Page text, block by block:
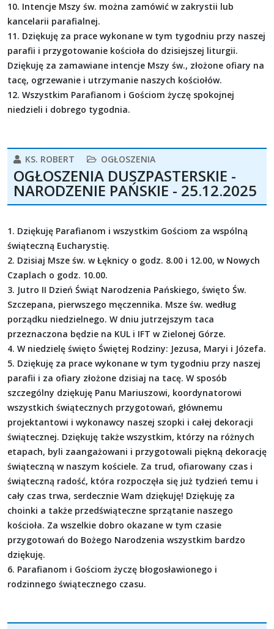
10. Intencje Mszy św. można zamówić w zakrystii lub
kancelarii parafialnej.
11. Dziękuję za prace wykonane w tym tygodniu przy naszej
parafii i przygotowanie kościoła do dzisiejszej liturgii.
Dziękuję za zamawiane intencje Mszy św., złożone ofiary na
tacę, ogrzewanie i utrzymanie naszych kościołów.
12. Wszystkim Parafianom i Gościom życzę spokojnej
niedzieli i dobrego tygodnia.
KS. ROBERT OGŁOSZENIA
OGŁOSZENIA DUSZPASTERSKIE -
NARODZENIE PAŃSKIE - 25.12.2025
1. Dziękuję Parafianom i wszystkim Gościom za wspólną
świąteczną Eucharystię.
2. Dzisiaj Msze św. w Łęknicy o godz. 8.00 i 12.00, w Nowych
Czaplach o godz. 10.00.
3. Jutro II Dzień Świąt Narodzenia Pańskiego, święto Św.
Szczepana, pierwszego męczennika. Msze św. według
porządku niedzielnego. W dniu jutrzejszym taca
przeznaczona będzie na KUL i IFT w Zielonej Górze.
4. W niedzielę święto Świętej Rodziny: Jezusa, Maryi i Józefa.
5. Dziękuję za prace wykonane w tym tygodniu przy naszej
parafii i za ofiary złożone dzisiaj na tacę. W sposób
szczególny dziękuję Panu Mariuszowi, koordynatorowi
wszystkich świątecznych przygotowań, głównemu
projektantowi i wykonawcy naszej szopki i całej dekoracji
świątecznej. Dziękuję także wszystkim, którzy na różnych
etapach, byli zaangażowani i przygotowali piękną dekorację
świąteczną w naszym kościele. Za trud, ofiarowany czas i
świąteczną radość, która rozpoczęła się już tydzień temu i
cały czas trwa, serdecznie Wam dziękuję! Dziękuję za
choinki a także przedświąteczne sprzątanie naszego
kościoła. Za wszelkie dobro okazane w tym czasie
przygotowań do Bożego Narodzenia wszystkim bardzo
dziękuję.
6. Parafianom i Gościom życzę błogosławionego i
rodzinnego świątecznego czasu.